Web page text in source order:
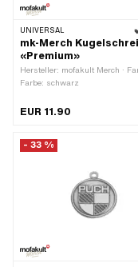
UNIVERSAL
mk-Merch
«Premium»
Hersteller: mofakult Merch ·
Farbe: schwarz
EUR 11.90
- 33 %